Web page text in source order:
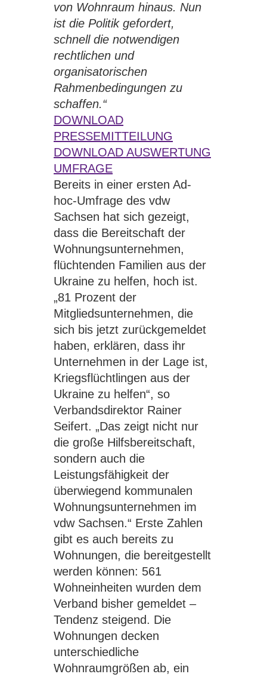
von Wohnraum hinaus. Nun
ist die Politik gefordert,
schnell die notwendigen
rechtlichen und
organisatorischen
Rahmenbedingungen zu
schaffen.“
DOWNLOAD
PRESSEMITTEILUNG
DOWNLOAD AUSWERTUNG
UMFRAGE
Bereits in einer ersten Ad-
hoc-Umfrage des vdw
Sachsen hat sich gezeigt,
dass die Bereitschaft der
Wohnungsunternehmen,
flüchtenden Familien aus der
Ukraine zu helfen, hoch ist.
„81 Prozent der
Mitgliedsunternehmen, die
sich bis jetzt zurückgemeldet
haben, erklären, dass ihr
Unternehmen in der Lage ist,
Kriegsflüchtlingen aus der
Ukraine zu helfen“, so
Verbandsdirektor Rainer
Seifert. „Das zeigt nicht nur
die große Hilfsbereitschaft,
sondern auch die
Leistungsfähigkeit der
überwiegend kommunalen
Wohnungsunternehmen im
vdw Sachsen.“ Erste Zahlen
gibt es auch bereits zu
Wohnungen, die bereitgestellt
werden können: 561
Wohneinheiten wurden dem
Verband bisher gemeldet –
Tendenz steigend. Die
Wohnungen decken
unterschiedliche
Wohnraumgrößen ab, ein